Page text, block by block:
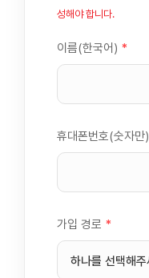
성해야 합니다.
이름(한국어) *
휴대폰번호(숫자만)
가입 경로 *